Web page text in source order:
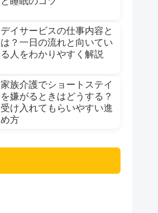
デイサービスの仕事内容と
は？一日の流れと向いてい
る人をわかりやすく解説
家族介護でショートステイ
を嫌がるときはどうする？
受け入れてもらいやすい進
め方